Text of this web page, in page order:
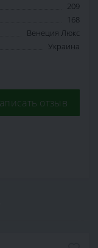
209
168
Венеция Люкс
Украина
отзыв